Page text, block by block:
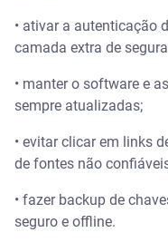
• ativar a autenticação
camada extra de
• manter o software e
sempre atualizadas;
• evitar clicar em links
de fontes não
• fazer backup de
seguro e offline.